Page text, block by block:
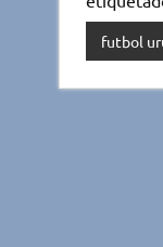
futbol